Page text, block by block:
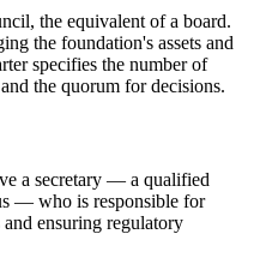
the equivalent of a board.
the foundation's assets and
specifies the number of
the quorum for decisions.
a secretary — a qualified
— who is responsible for
ensuring regulatory